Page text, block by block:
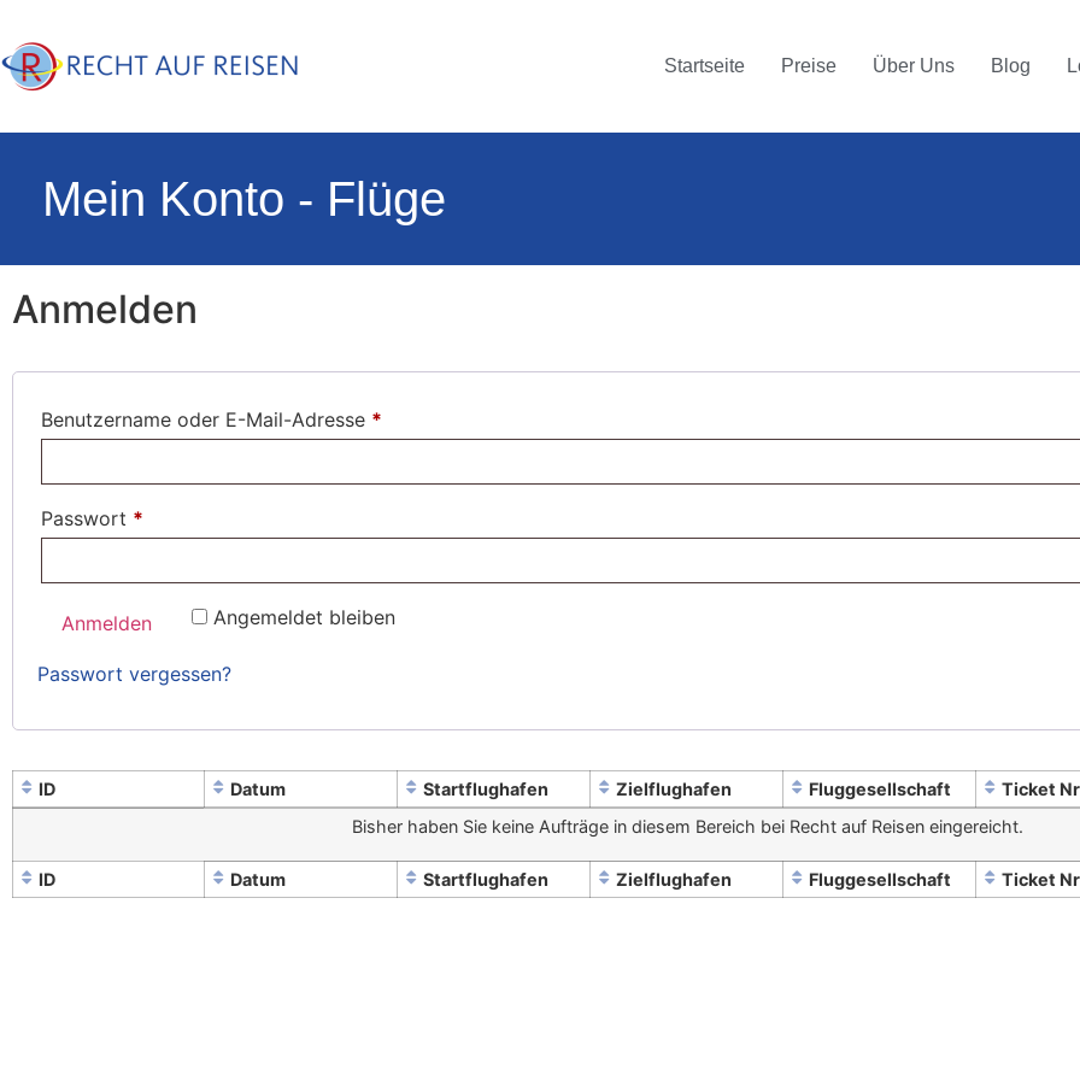
Startseite Preise Über Uns Blog
Mein Konto - Flüge
Anmelden
Benutzername oder E-Mail-Adresse *
Passwort *
Angemeldet bleiben
Anmelden
Passwort vergessen?
ID Datum Startflughafen Zielflughafen Fluggesellschaft
Ticket Nr
Bisher haben Sie keine Aufträge in diesem Bereich bei Recht auf Reisen eingereicht.
ID Datum Startflughafen Zielflughafen Fluggesellschaft Ticket Nr